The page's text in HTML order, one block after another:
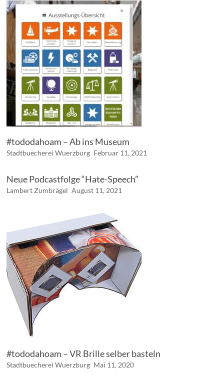
#tododahoam – Ab ins Museum
Stadtbuecherei Wuerzburg Februar 11, 2021
Neue Podcastfolge “Hate-Speech”
Lambert Zumbrägel August 11, 2021
#tododahoam – VR Brille selber basteln
Stadtbuecherei Wuerzburg Mai 11, 2020